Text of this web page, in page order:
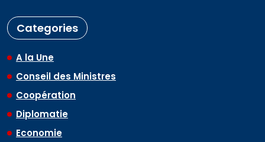
Categories
A la Une
Conseil des Ministres
Coopération
Diplomatie
Economie